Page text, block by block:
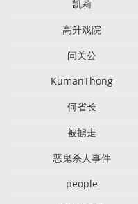
凯莉
高升戏院
问关公
KumanThong
何省长
被掳走
恶鬼杀人事件
people